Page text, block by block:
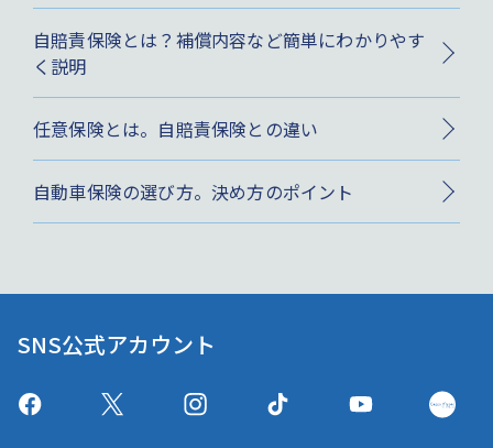
自賠責保険とは？補償内容など簡単にわかりやす
く説明
任意保険とは。自賠責保険との違い
自動車保険の選び方。決め方のポイント
SNS公式アカウント